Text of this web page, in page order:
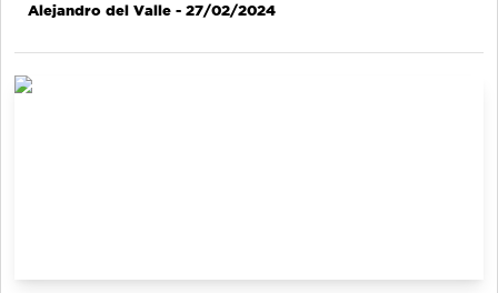
Alejandro del Valle - 27/02/2024